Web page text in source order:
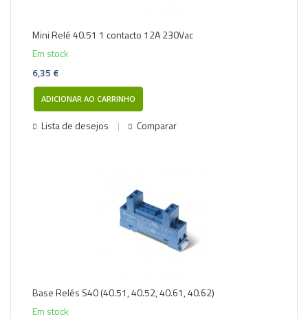
Mini Relé 40.51 1 contacto 12A 230Vac
Em stock
6,35 €
ADICIONAR AO CARRINHO
Lista de desejos Comparar
Base Relés S40 (40.51, 40.52, 40.61, 40.62)
Em stock